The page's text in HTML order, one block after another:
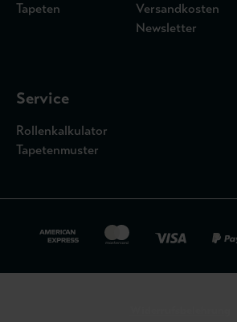
Tapeten
Versandkosten
Newsletter
Service
Rollenkalkulator
Tapetenmuster